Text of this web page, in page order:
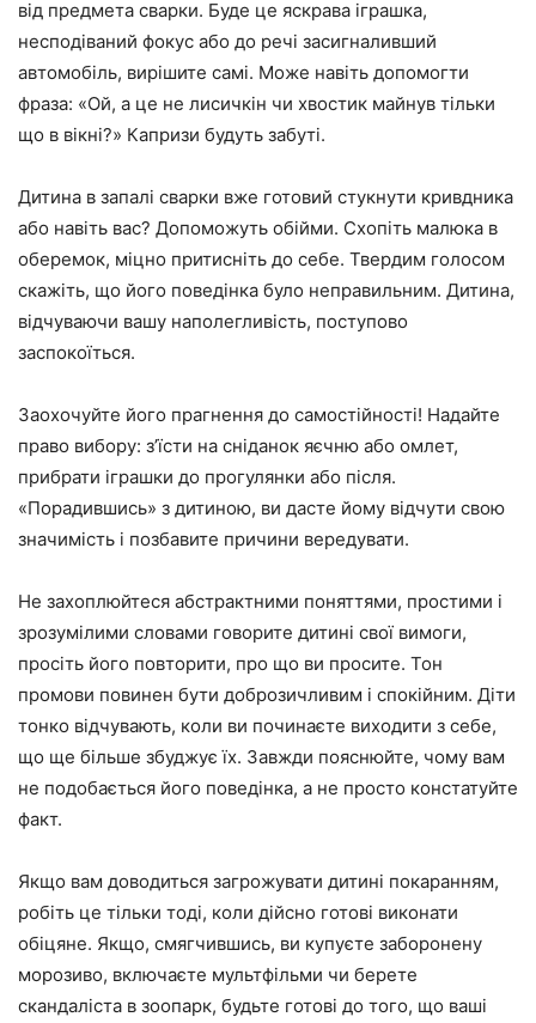
від предмета сварки. Буде це яскрава іграшка,
несподіваний фокус або до речі засигналивший
автомобіль, вирішите самі. Може навіть допомогти
фраза: «Ой, а це не лисичкін чи хвостик майнув тільки
що в вікні?» Капризи будуть забуті.
Дитина в запалі сварки вже готовий стукнути кривдника
або навіть вас? Допоможуть обійми. Схопіть малюка в
оберемок, міцно притисніть до себе. Твердим голосом
скажіть, що його поведінка було неправильним. Дитина,
відчуваючи вашу наполегливість, поступово
заспокоїться.
Заохочуйте його прагнення до самостійності! Надайте
право вибору: з’їсти на сніданок яєчню або омлет,
прибрати іграшки до прогулянки або після.
«Порадившись» з дитиною, ви дасте йому відчути свою
значимість і позбавите причини вередувати.
Не захоплюйтеся абстрактними поняттями, простими і
зрозумілими словами говорите дитині свої вимоги,
просіть його повторити, про що ви просите. Тон
промови повинен бути доброзичливим і спокійним. Діти
тонко відчувають, коли ви починаєте виходити з себе,
що ще більше збуджує їх. Завжди пояснюйте, чому вам
не подобається його поведінка, а не просто констатуйте
факт.
Якщо вам доводиться загрожувати дитині покаранням,
робіть це тільки тоді, коли дійсно готові виконати
обіцяне. Якщо, смягчившись, ви купуєте заборонену
морозиво, включаєте мультфільми чи берете
скандаліста в зоопарк, будьте готові до того, що ваші